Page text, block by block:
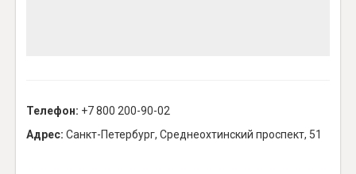
Телефон: +7 800 200-90-02
Адрес: Санкт-Петербург, Среднеохтинский проспект, 51